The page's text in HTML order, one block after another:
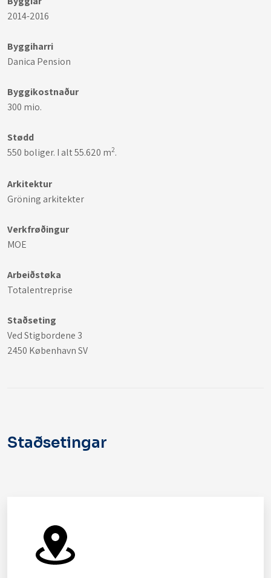
2014-2016
Byggiharri
Danica Pension
​Byggikostnaður
300 mio.
Stødd
550 boliger. I alt 55.620 m2.
Arkitektur
Gröning arkitekter
Verkfrøðingur
MOE
Arbeiðstøka
Totalentreprise
Staðseting
Ved Stigbordene 3
2450 København SV
Staðsetingar